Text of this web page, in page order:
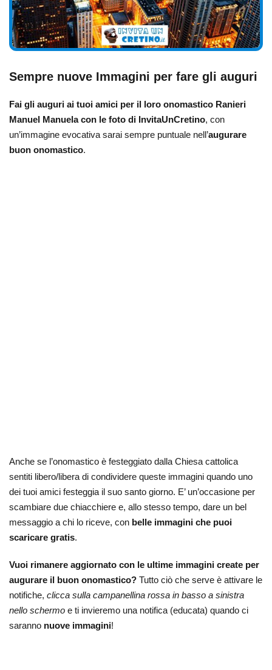
Sempre nuove Immagini per fare gli auguri
Fai gli auguri ai tuoi amici per il loro onomastico Ranieri
Manuel Manuela con le foto di InvitaUnCretino, con
un’immagine evocativa sarai sempre puntuale nell’augurare
buon onomastico.
Anche se l’onomastico è festeggiato dalla Chiesa cattolica
sentiti libero/libera di condividere queste immagini quando uno
dei tuoi amici festeggia il suo santo giorno. E’ un’occasione per
scambiare due chiacchiere e, allo stesso tempo, dare un bel
messaggio a chi lo riceve, con belle immagini che puoi
scaricare gratis.
Vuoi rimanere aggiornato con le ultime immagini create per
augurare il buon onomastico? Tutto ciò che serve è attivare le
notifiche, clicca sulla campanellina rossa in basso a sinistra
nello schermo e ti invieremo una notifica (educata) quando ci
saranno nuove immagini!